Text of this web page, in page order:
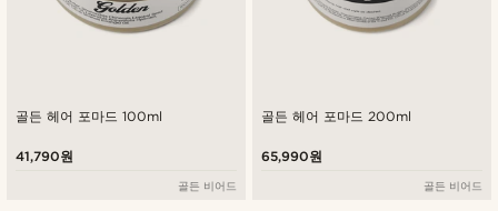
골든 헤어 포마드 100ml
41,790원
골든 비어드
골든 헤어 포마드 200ml
65,990원
골든 비어드